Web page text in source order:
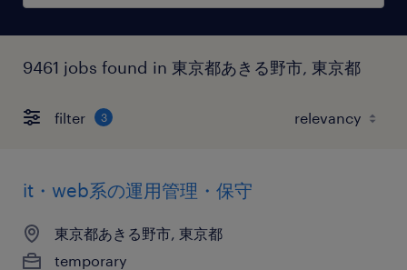
9461 jobs found in 東京都あきる野市, 東京都
filter 3
it・web系の運用管理・保守
東京都あきる野市, 東京都
temporary